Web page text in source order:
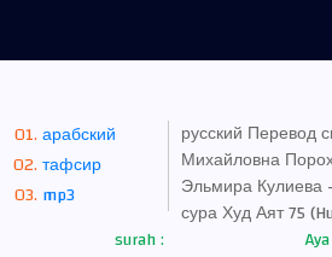
арабский
тафсир
mp3
русский Перевод
Михайловна
Эльмира Кулиева
surah :